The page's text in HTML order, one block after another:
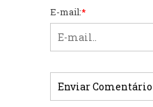
E-mail:*